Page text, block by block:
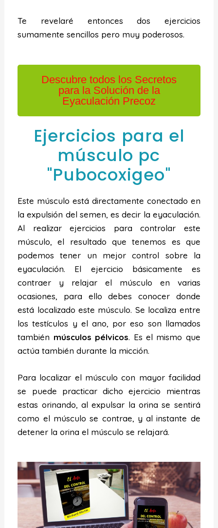
Te revelaré entonces dos ejercicios
sumamente sencillos pero muy poderosos.
Descubre todos los Secretos
para la Solución de la
Eyaculación Precoz
Ejercicios para el
músculo pc
"Pubocoxigeo"
Este músculo está directamente conectado en
la expulsión del semen, es decir la eyaculación.
Al realizar ejercicios para controlar este
músculo, el resultado que tenemos es que
podemos tener un mejor control sobre la
eyaculación. El ejercicio básicamente es
contraer y relajar el músculo en varias
ocasiones, para ello debes conocer donde
está localizado este músculo. Se localiza entre
los testículos y el ano, por eso son llamados
también músculos pélvicos. Es el mismo que
actúa también durante la micción.
Para localizar el músculo con mayor facilidad
se puede practicar dicho ejercicio mientras
estas orinando, al expulsar la orina se sentirá
como el músculo se contrae, y al instante de
detener la orina el músculo se relajará.